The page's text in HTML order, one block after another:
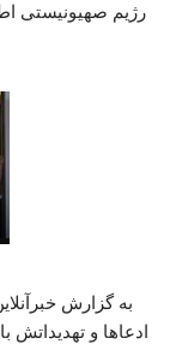
رژیم صهیونیستی
به گزارش
ادعاها و